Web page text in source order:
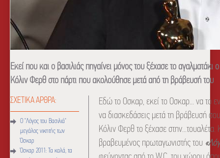
Εκεί που και ο βασιλιάς πηγαίνει μόνος του ξέχασε το
Κόλιν Φερθ στο πάρτι που ακολούθησε μετά από τη βράβευσή του
ΣΧΕΤΙΚΑ ΑΡΘΡΑ:
Ο "Λόγος του Βασιλιά"
μεγάλος νικητής των
Όσκαρ
Όσκαρ 2011: Τα καλά, τα
Εδώ το Οσκαρ, εκεί το Οσκαρ... να το
να διασκεδάσεις μετά τη βράβευσή
Κόλιν Φερθ το ξέχασε
βραβευμένος πρωταγωνιστής του